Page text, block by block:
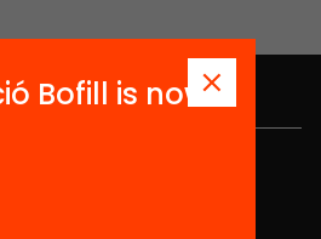
people who already
and projects for
Bofill is now